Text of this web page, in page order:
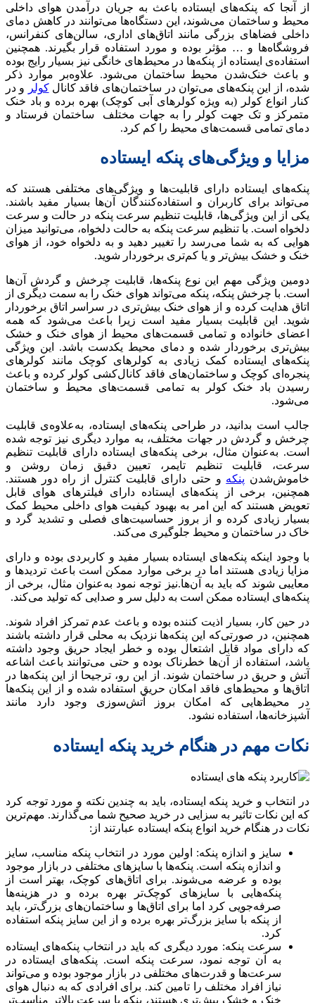
از آنجا که پنکه‌های ایستاده باعث به جریان درآمدن هوای داخلی
محیط و ساختمان می‌شوند، این دستگاه‌ها می‌توانند در کاهش دمای
داخلی فضاهای بزرگی مانند اتاق‌های اداری، سالن‌های کنفرانس،
فروشگاه‌ها و … مؤثر بوده و مورد استفاده قرار بگیرند. همچنین
استفاده‌ی ایستاده از پنکه‌ها در محیط‌های خانگی نیز بسیار رایج بوده
و باعث خنک‌شدن محیط ساختمان می‌شود. علاوه‌بر موارد ذکر
شده، از این پنکه‌های می‌توان در ساختمان‌های فاقد کانالکولر
و در
کنار انواع کولر (به ویژه کولرهای آبی کوچک) بهره برده و باد خنک
متمرکز و تک جهت کولر را به جهات مختلف ساختمان فرستاد و
دمای تمامی قسمت‌های محیط را کم کرد.
مزایا و ویژگی‌های پنکه ایستاده
پنکه‌های ایستاده دارای قابلیت‌ها و ویژگی‌های مختلفی هستند که
می‌تواند برای کاربران و استفاده‌کنندگان آن‌ها بسیار مفید باشند.
یکی از این ویژگی‌ها، قابلیت تنظیم سرعت پنکه در حالت و سرعت
دلخواه است. با تنظیم سرعت پنکه به حالت دلخواه، می‌توانید میزان
هوایی که به شما می‌رسد را تغییر دهید و به دلخواه خود، از هوای
خنک و خشک بیش‌تر و یا کم‌تری برخوردار شوید.
دومین ویژگی مهم این نوع پنکه‌ها، قابلیت چرخش و گردش آن‌ها
است. با چرخش پنکه، پنکه می‌تواند هوای خنک را به سمت دیگری از
اتاق هدایت کرده و از هوای خنک بیش‌تری در سراسر اتاق برخوردار
شوید. این قابلیت بسیار مفید است زیرا باعث می‌شود که همه
اعضای خانواده و تمامی قسمت‌های محیط از هوای خنک و خشک
بیش‌تری برخوردار شده و دمای محیط یکدست باشد. این ویژگی
پنکه‌‌های ایستاده کمک زیادی به کولرهای کوچک مانند کولرهای
پنجره‌ای کوچک و ساختمان‌های فاقد کانال‌کشی کولر کرده و باعث
رسیدن باد خنک کولر به تمامی قسمت‌های محیط و ساختمان
می‌شود.
جالب است بدانید، در طراحی پنکه‌های ایستاده، به‌علاوه‌ی قابلیت
چرخش و گردش در جهات مختلف، به موارد دیگری نیز توجه شده
است. به‌عنوان مثال، برخی پنکه‌های ایستاده دارای قابلیت تنظیم
سرعت، قابلیت تنظیم تایمر، تعیین دقیق زمان روشن و
خاموش‌شدن پنکه و حتی دارای قابلیت کنترل از راه دور هستند.
همچنین، برخی از پنکه‌های ایستاده دارای فیلترهای هوای قابل
تعویض هستند که این امر به بهبود کیفیت هوای داخلی محیط کمک
بسیار زیادی کرده و از بروز حساسیت‌های فصلی و تشدید گرد و
خاک در ساختمان و محیط جلوگیری می‌کند.
با وجود اینکه پنکه‌های ایستاده بسیار مفید و کاربردی بوده و دارای
مزایا زیادی هستند اما در برخی موارد ممکن است باعث تردیدها و
معایبی شوند که باید به آن‌ها.نیز توجه نمود به‌عنوان مثال، برخی از
پنکه‌های ایستاده ممکن است به دلیل سر و صدایی که تولید می‌کند.
در حین کار، بسیار اذیت کننده بوده و باعث عدم تمرکز افراد شوند.
همچنین، در صورتی‌که این پنکه‌ها نزدیک به محلی قرار داشته باشند
که دارای مواد قابل اشتعال بوده و خطر ایجاد حریق وجود داشته
باشد، استفاده از آن‌ها خطرناک بوده و حتی می‌توانند باعث اشاعه
آتش و حریق در ساختمان شوند. از این رو، ترجیحا از این پنکه‌ها در
اتاق‌ها و محیط‌های فاقد امکان حریق استفاده شده و از این پنکه‌ها
در محیط‌هایی که امکان بروز آتش‌سوزی وجود دارد مانند
آشپزخانه‌ها، استفاده نشود.
نکات مهم در هنگام خرید پنکه ایستاده
در انتخاب و خرید پنکه ایستاده، باید به چندین نکته و مورد توجه کرد
که این نکات تاثیر به سزایی در خرید صحیح شما می‌گذارند. مهم‌ترین
نکات در هنگام خرید انواع پنکه ایستاده عبارتند از:
سایز و اندازه پنکه: اولین مورد در انتخاب پنکه مناسب، سایز
و اندازه پنکه است. پنکه‌ها با سایزهای مختلفی در بازار موجود
بوده و عرضه می‌شوند. برای اتاق‌های کوچک، بهتر است از
پنکه‌هایی با سایزهای کوچک‌تر بهره برده و در هزینه‌ها
صرفه‌جویی کرد اما برای اتاق‌ها و ساختمان‌های بزرگ‌تر، باید
از پنکه با سایز بزرگ‌تر بهره برده و از این سایز پنکه استفاده
کرد.
سرعت پنکه: مورد دیگری که باید در انتخاب پنکه‌های ایستاده
به آن توجه نمود، سرعت پنکه است. پنکه‌های ایستاده در
سرعت‌ها و قدرت‌های مختلفی در بازار موجود بوده و می‌تواند
نیاز افراد مختلف را تامین کند. برای افرادی که به دنبال هوای
خنک و خشک بیش‌تری هستند، پنکه با سرعت بالاتر مناسب‌تر